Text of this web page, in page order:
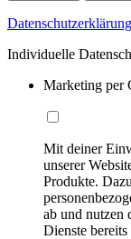
Datenschutzerklärung
Individuelle
Marketing per
Mit deiner
unserer
Produkte.
ab und nutzen
Dienste bereits